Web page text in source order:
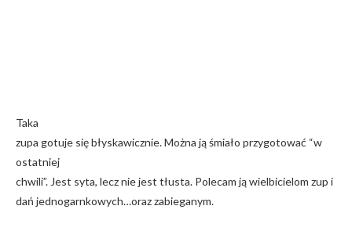
Taka
zupa gotuje się błyskawicznie. Można ją śmiało przygotować “w
ostatniej
chwili”. Jest syta, lecz nie jest tłusta. Polecam ją wielbicielom zup i
dań jednogarnkowych…oraz zabieganym.